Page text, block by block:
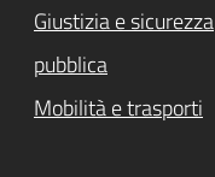
Giustizia e sicurezza
pubblica
Mobilità e trasporti